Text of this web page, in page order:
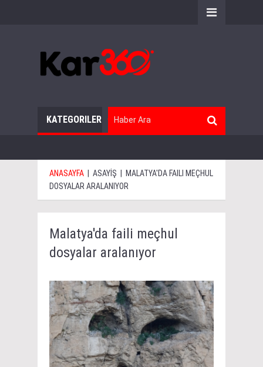
KATEGORILER
ANASAYFA | ASAYİŞ | MALATYA'DA FAILI MEÇHUL
DOSYALAR ARALANIYOR
Malatya'da faili meçhul
dosyalar aralanıyor